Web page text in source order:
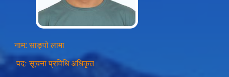
नाम: साङ्पो लामा
पदः सूचना प्रविधि अधिकृत